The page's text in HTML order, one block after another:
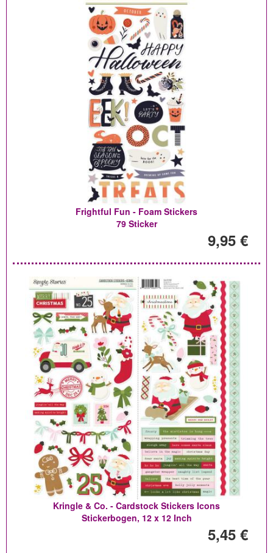
Frightful Fun - Foam Stickers
79 Sticker
9,95 €
Kringle & Co. - Cardstock Stickers Icons
Stickerbogen, 12 x 12 Inch
5,45 €